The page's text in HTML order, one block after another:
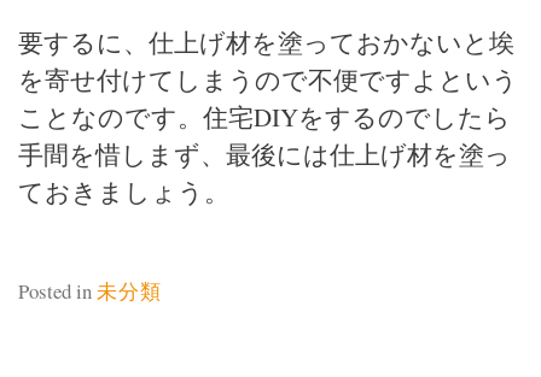
要するに、仕上げ材を塗っておかないと埃
を寄せ付けてしまうので不便ですよという
ことなのです。住宅DIYをするのでしたら
手間を惜しまず、最後には仕上げ材を塗っ
ておきましょう。
Posted in未分類